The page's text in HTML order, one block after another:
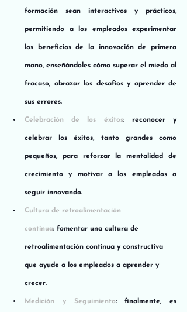
formación sean interactivos y prácticos,
permitiendo a los empleados experimentar
los beneficios de la innovación de primera
mano, enseñándoles cómo superar el miedo al
fracaso, abrazar los desafíos y aprender de
sus errores.
Celebración de los éxitos: reconocer y
celebrar los éxitos, tanto grandes como
pequeños, para reforzar la mentalidad de
crecimiento y motivar a los empleados a
seguir innovando.
Cultura de retroalimentación
continua: fomentar una cultura de
retroalimentación continua y constructiva
que ayude a los empleados a aprender y
crecer.
Medición y Seguimiento: finalmente, es